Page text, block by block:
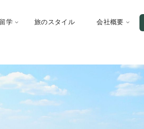
学 旅のスタイル 会社概要